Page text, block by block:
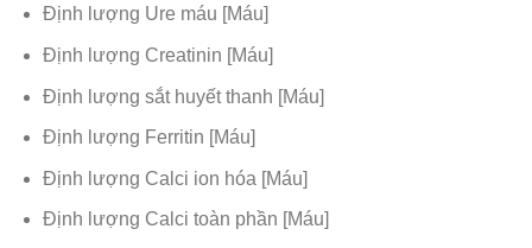
Định lượng Ure máu [Máu]
Định lượng Creatinin [Máu]
Định lượng sắt huyết thanh [Máu]
Định lượng Ferritin [Máu]
Định lượng Calci ion hóa [Máu]
Định lượng Calci toàn phần [Máu]